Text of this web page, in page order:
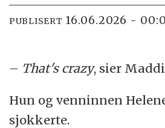
PUBLISERT 16.06.2026 -
– That's crazy, sier
Hun og venninnen
sjokkerte.